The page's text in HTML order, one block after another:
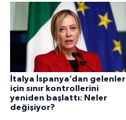
İtalya İspanya’dan gelenler
için sınır kontrollerini
yeniden başlattı: Neler
değişiyor?